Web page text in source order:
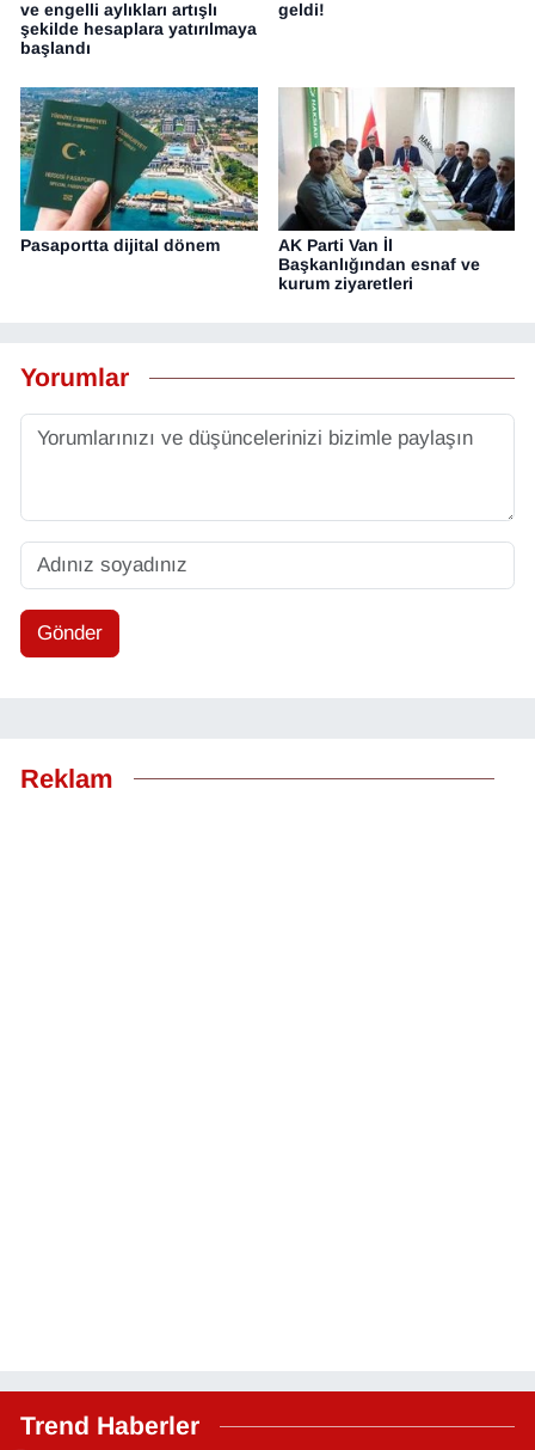
ve engelli aylıkları artışlı
şekilde hesaplara yatırılmaya
başlandı
geldi!
Pasaportta dijital dönem
AK Parti Van İl
Başkanlığından esnaf ve
kurum ziyaretleri
Yorumlar
Gönder
Reklam
Trend Haberler